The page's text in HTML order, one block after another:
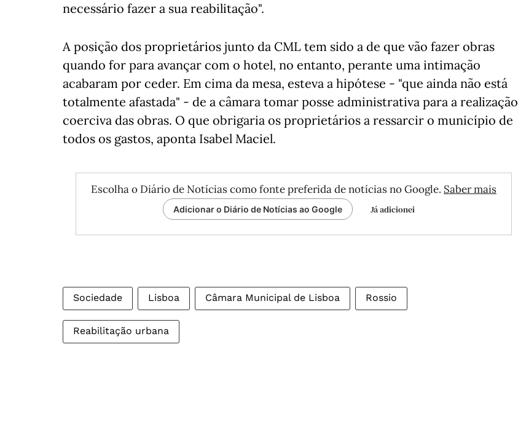
necessário fazer a sua reabilitação".
A posição dos proprietários junto da CML tem sido a de que vão fazer obras
quando for para avançar com o hotel, no entanto, perante uma intimação
acabaram por ceder. Em cima da mesa, esteva a hipótese - "que ainda não está
totalmente afastada" - de a câmara tomar posse administrativa para a realização
coerciva das obras. O que obrigaria os proprietários a ressarcir o município de
todos os gastos, aponta Isabel Maciel.
Escolha o Diário de Notícias como fonte preferida de notícias no Google. Saber mais
Adicionar o Diário de Notícias ao Google Já adicionei
Sociedade Lisboa Câmara Municipal de Lisboa Rossio
Reabilitação urbana